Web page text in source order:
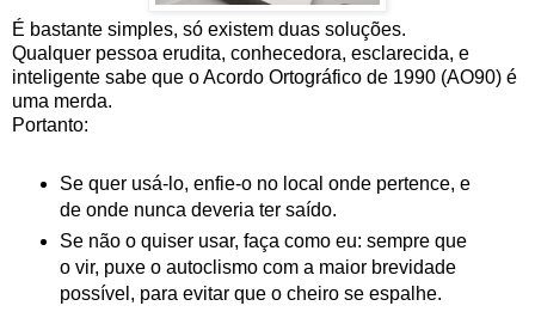
É bastante simples, só existem duas soluções.
Qualquer pessoa erudita, conhecedora, esclarecida, e
inteligente sabe que o Acordo Ortográfico de 1990 (AO90) é
uma merda.
Portanto:
Se quer usá-lo, enfie-o no local onde pertence, e
de onde nunca deveria ter saído.
Se não o quiser usar, faça como eu: sempre que
o vir, puxe o autoclismo com a maior brevidade
possível, para evitar que o cheiro se espalhe.